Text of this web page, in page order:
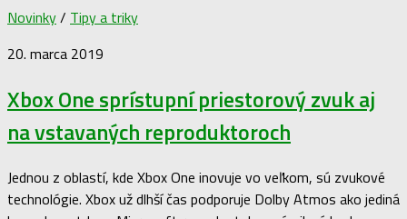
Novinky/ Tipy a triky
20. marca 2019
Xbox One sprístupní priestorový zvuk aj
na vstavaných reproduktoroch
Jednou z oblastí, kde Xbox One inovuje vo veľkom, sú zvukové
technológie. Xbox už dlhší čas podporuje Dolby Atmos ako jediná